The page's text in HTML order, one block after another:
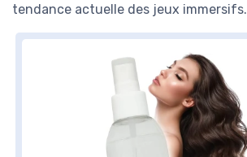
tendance actuelle des jeux immersifs.